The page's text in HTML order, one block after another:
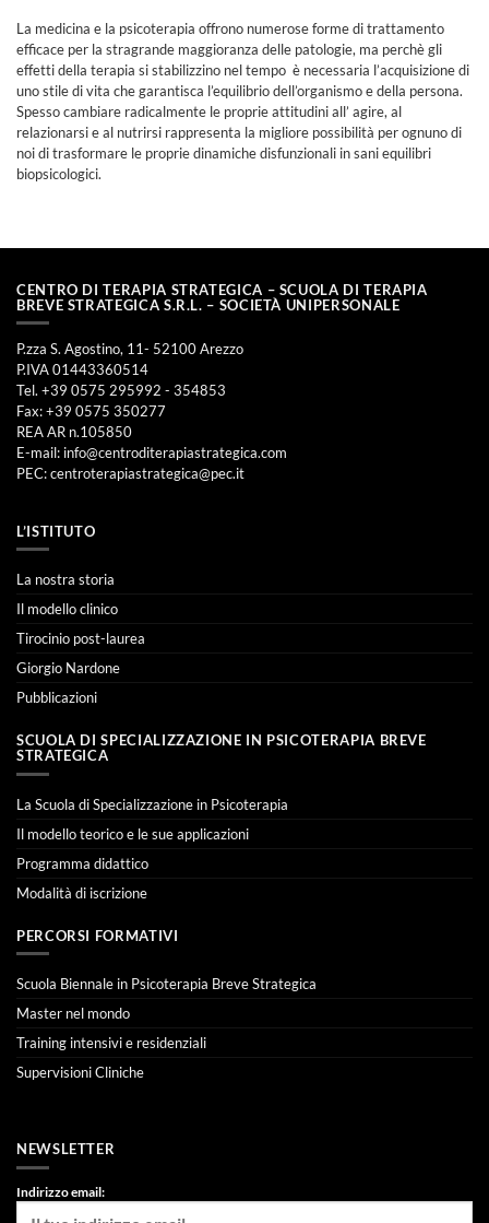
La medicina e la psicoterapia offrono numerose forme di trattamento
efficace per la stragrande maggioranza delle patologie, ma perchè gli
effetti della terapia si stabilizzino nel tempo è necessaria l’acquisizione di
uno stile di vita che garantisca l’equilibrio dell’organismo e della persona.
Spesso cambiare radicalmente le proprie attitudini all’ agire, al
relazionarsi e al nutrirsi rappresenta la migliore possibilità per ognuno di
noi di trasformare le proprie dinamiche disfunzionali in sani equilibri
biopsicologici.
CENTRO DI TERAPIA STRATEGICA – SCUOLA DI TERAPIA
BREVE STRATEGICA S.R.L. – SOCIETÀ UNIPERSONALE
P.zza S. Agostino, 11- 52100 Arezzo
P.IVA 01443360514
Tel. +39 0575 295992 - 354853
Fax: +39 0575 350277
REA AR n.105850
E-mail: info@centroditerapiastrategica.com
PEC:centroterapiastrategica@pec.it
L’ISTITUTO
La nostra storia
Il modello clinico
Tirocinio post-laurea
Giorgio Nardone
Pubblicazioni
SCUOLA DI SPECIALIZZAZIONE IN PSICOTERAPIA BREVE
STRATEGICA
La Scuola di Specializzazione in Psicoterapia
Il modello teorico e le sue applicazioni
Programma didattico
Modalità di iscrizione
PERCORSI FORMATIVI
Scuola Biennale in Psicoterapia Breve Strategica
Master nel mondo
Training intensivi e residenziali
Supervisioni Cliniche
NEWSLETTER
Indirizzo email: